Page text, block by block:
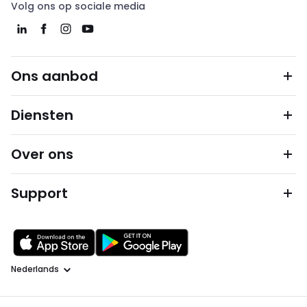
Volg ons op sociale media
Ons aanbod
Diensten
Over ons
Support
Taal